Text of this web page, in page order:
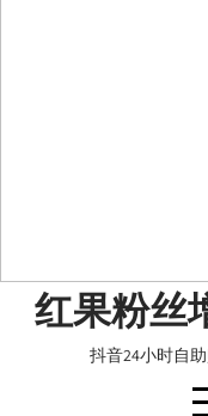
红果粉丝
抖音24小时自